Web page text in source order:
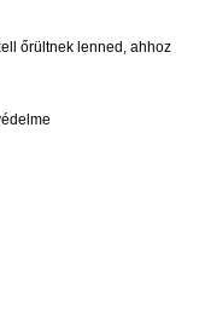
őrültnek lenned, ahhoz